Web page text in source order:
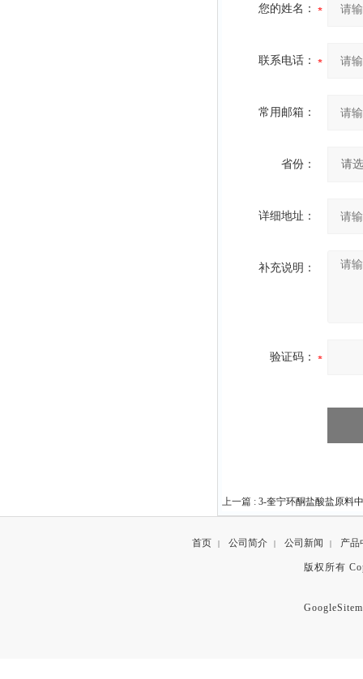
您的姓名：
联系电话：
常用邮箱：
省份：
详细地址：
补充说明：
验证码：
上一篇 : 3-奎宁环酮盐酸盐原料
首页 | 公司简介 | 公司新闻 | 产品
版权所有